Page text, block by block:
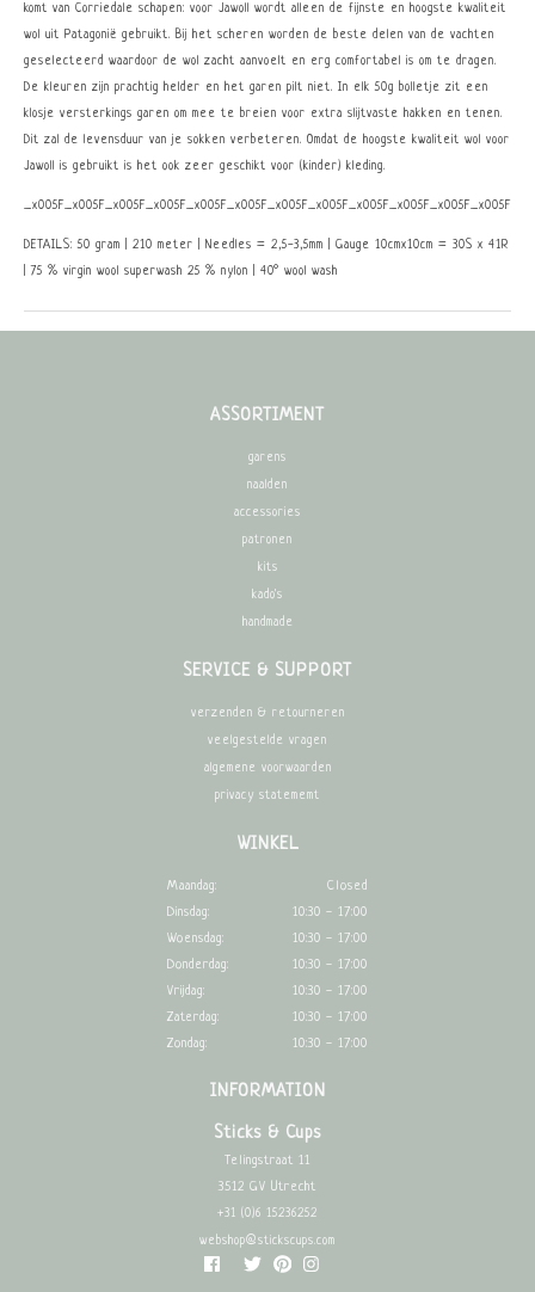
komt van Corriedale schapen: voor Jawoll wordt alleen de fijnste en hoogste kwaliteit
wol uit Patagonië gebruikt. Bij het scheren worden de beste delen van de vachten
geselecteerd waardoor de wol zacht aanvoelt en erg comfortabel is om te dragen.
De kleuren zijn prachtig helder en het garen pilt niet. In elk 50g bolletje zit een
klosje versterkings garen om mee te breien voor extra slijtvaste hakken en tenen.
Dit zal de levensduur van je sokken verbeteren. Omdat de hoogste kwaliteit wol voor
Jawoll is gebruikt is het ook zeer geschikt voor (kinder) kleding.
DETAILS: 50 gram | 210 meter | Needles = 2,5-3,5mm | Gauge 10cmx10cm = 30S x 41R
| 75 % virgin wool superwash 25 % nylon | 40° wool wash
ASSORTIMENT
garens
naalden
accessories
patronen
kits
kado's
handmade
SERVICE & SUPPORT
verzenden & retourneren
veelgestelde vragen
algemene voorwaarden
privacy statememt
WINKEL
Maandag:
Closed
Dinsdag:
10:30 - 17:00
Woensdag:
10:30 - 17:00
Donderdag:
10:30 - 17:00
Vrijdag:
10:30 - 17:00
Zaterdag:
10:30 - 17:00
Zondag:
10:30 - 17:00
INFORMATION
Sticks & Cups
Telingstraat 11
3512 GV Utrecht
+31 (0)6 15236252
webshop@stickscups.com